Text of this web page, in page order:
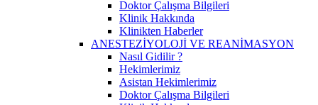
Doktor Çalışma Bilgileri
Klinik Hakkında
Klinikten Haberler
ANESTEZİYOLOJİ VE REANİMASYON
Nasıl Gidilir ?
Hekimlerimiz
Asistan Hekimlerimiz
Doktor Çalışma Bilgileri